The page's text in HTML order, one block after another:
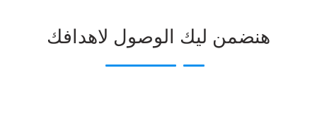
هنضمن ليك الوصول لاهدافك